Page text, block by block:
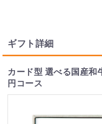
ギフト詳細
カード型 選べる国産
円コース